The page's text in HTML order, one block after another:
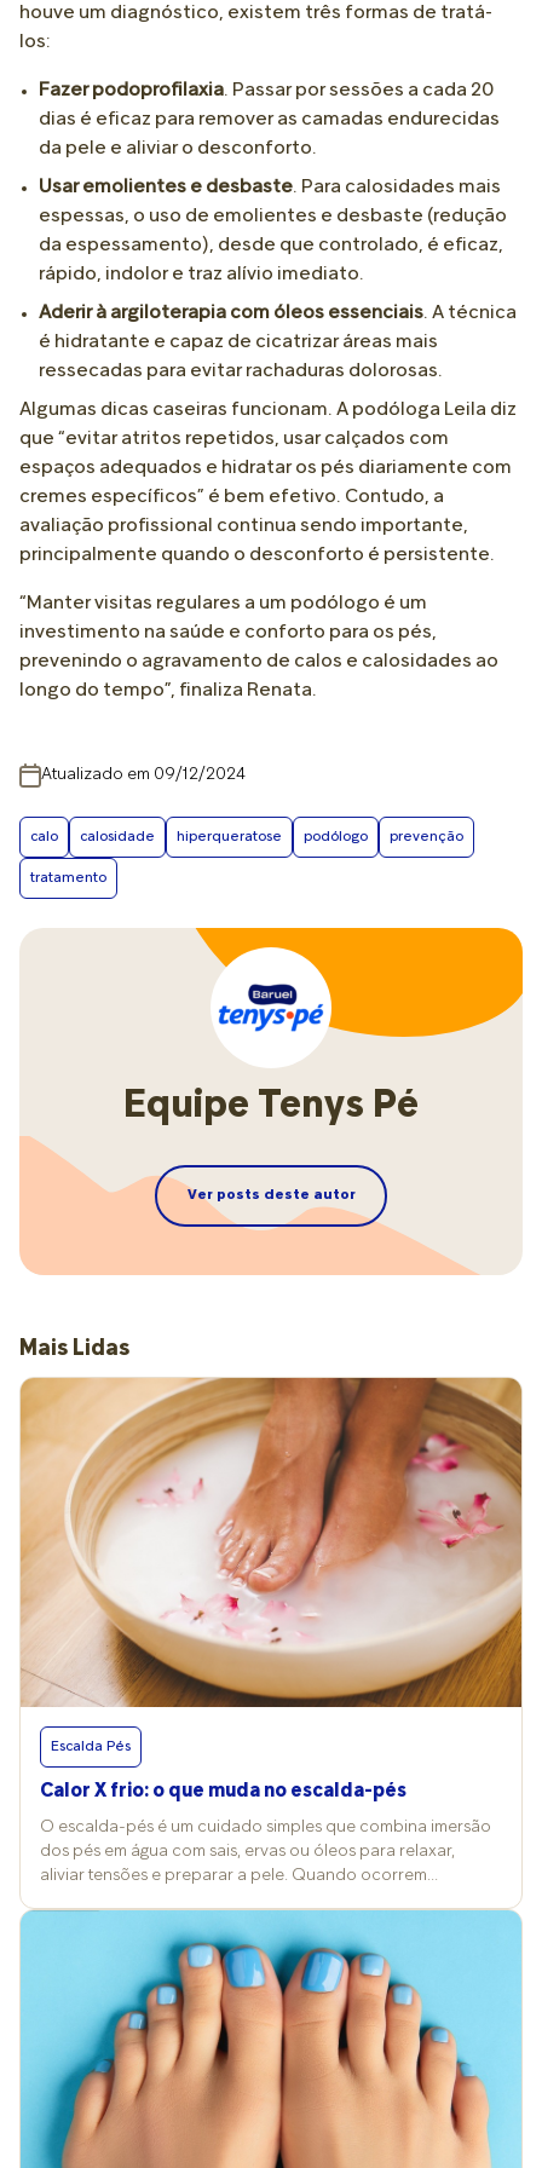
houve um diagnóstico, existem três formas de tratá-
los:
Fazer podoprofilaxia. Passar por sessões a cada 20
dias é eficaz para remover as camadas endurecidas
da pele e aliviar o desconforto.
Usar emolientes e desbaste. Para calosidades mais
espessas, o uso de emolientes e desbaste (redução
da espessamento), desde que controlado, é eficaz,
rápido, indolor e traz alívio imediato.
Aderir à argiloterapia com óleos essenciais. A técnica
é hidratante e capaz de cicatrizar áreas mais
ressecadas para evitar rachaduras dolorosas.
Algumas dicas caseiras funcionam. A podóloga Leila diz
que “evitar atritos repetidos, usar calçados com
espaços adequados e hidratar os pés diariamente com
cremes específicos” é bem efetivo. Contudo, a
avaliação profissional continua sendo importante,
principalmente quando o desconforto é persistente.
“Manter visitas regulares a um podólogo é um
investimento na saúde e conforto para os pés,
prevenindo o agravamento de calos e calosidades ao
longo do tempo”, finaliza Renata.
Atualizado em 09/12/2024
calo calosidade hiperqueratose podólogo prevenção
tratamento
Equipe Tenys Pé
Ver posts deste autor
Mais Lidas
Escalda Pés
Calor X frio: o que muda no escalda-pés
O escalda-pés é um cuidado simples que combina imersão
dos pés em água com sais, ervas ou óleos para relaxar,
aliviar tensões e preparar a pele. Quando ocorrem
isso reflete nos efeitos e nos cuidados desse ritual. Vitória
Contini, professora de Cosmetologia Clínica na FMU, explica
que a prática pode ser feita com água quente, morna ou fria,
conforme o objetivo da pessoa, e costuma trazer benefícios
para a pele e a circulação. “No frio, a água aquecida
promove conforto térmico e vasodilatação; no calor,
temperaturas mais baixas refrescam e ajudam a reduzir
inchaço”, compara. Já a podóloga Grace Kelly Barreto
reforça o valor terapêutico além da estética. “É um cuidado